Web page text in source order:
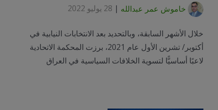
خاموش عمر عبدالله | 28 يوليو 2022
خلال الأشهر السابقة، وبالتحديد بعد الانتخابات النيابية في
أكتوبر/ تشرين الأول عام 2021، برزت المحكمة الاتحادية
لاعبًا أساسيًّا لتسوية الخلافات السياسية في العراق